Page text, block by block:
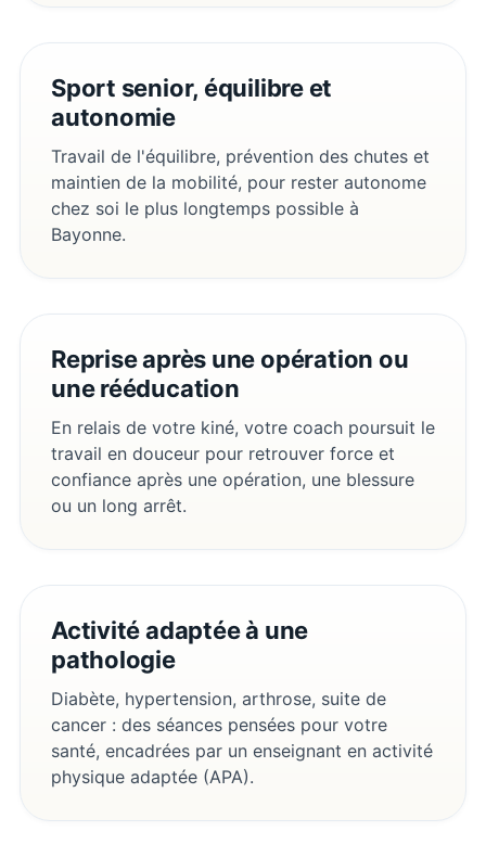
Sport senior, équilibre et
autonomie
Travail de l'équilibre, prévention des chutes et
maintien de la mobilité, pour rester autonome
chez soi le plus longtemps possible à
Bayonne.
Reprise après une opération ou
une rééducation
En relais de votre kiné, votre coach poursuit le
travail en douceur pour retrouver force et
confiance après une opération, une blessure
ou un long arrêt.
Activité adaptée à une
pathologie
Diabète, hypertension, arthrose, suite de
cancer : des séances pensées pour votre
santé, encadrées par un enseignant en activité
physique adaptée (APA).